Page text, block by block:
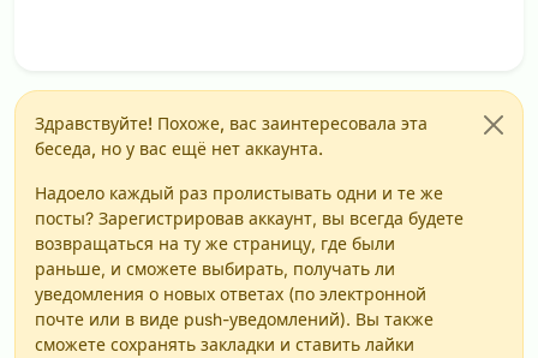
Здравствуйте! Похоже, вас заинтересовала эта
беседа, но у вас ещё нет аккаунта.
Надоело каждый раз пролистывать одни и те же
посты? Зарегистрировав аккаунт, вы всегда будете
возвращаться на ту же страницу, где были
раньше, и сможете выбирать, получать ли
уведомления о новых ответах (по электронной
почте или в виде push-уведомлений). Вы также
сможете сохранять закладки и ставить лайки